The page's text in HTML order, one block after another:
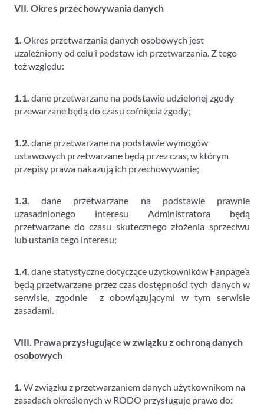
VII. Okres przechowywania danych
1. Okres przetwarzania danych osobowych jest
uzależniony od celu i podstaw ich przetwarzania. Z tego
też względu:
1.1. dane przetwarzane na podstawie udzielonej zgody
przewarzane będą do czasu cofnięcia zgody;
1.2. dane przetwarzane na podstawie wymogów
ustawowych przetwarzane będą przez czas, w którym
przepisy prawa nakazują ich przechowywanie;
1.3. dane przetwarzane na podstawie prawnie
uzasadnionego interesu Administratora będą
przetwarzane do czasu skutecznego złożenia sprzeciwu
lub ustania tego interesu;
1.4. dane statystyczne dotyczące użytkowników Fanpage’a
będą przetwarzane przez czas dostępności tych danych w
serwisie, zgodnie z obowiązującymi w tym serwisie
zasadami.
VIII. Prawa przysługujące w związku z ochroną danych
osobowych
1. W związku z przetwarzaniem danych użytkownikom na
zasadach określonych w RODO przysługuje prawo do: